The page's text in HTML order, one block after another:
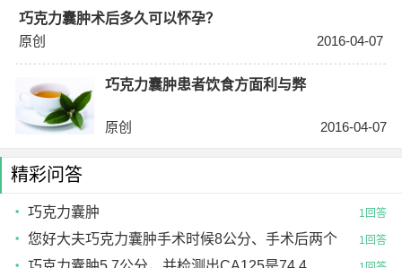
巧克力囊肿术后多久可以怀孕？
原创
2016-04-07
巧克力囊肿患者饮食方面利与弊
原创 2016-04-07
精彩问答
巧克力囊肿 1回答
您好大夫巧克力囊肿手术时候8公分、手术后两个
1回答